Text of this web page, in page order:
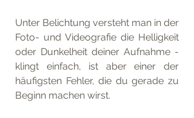
Unter Belichtung versteht man in der
Foto- und Videografie die Helligkeit
oder Dunkelheit deiner Aufnahme -
klingt einfach, ist aber einer der
häufigsten Fehler, die du gerade zu
Beginn machen wirst.